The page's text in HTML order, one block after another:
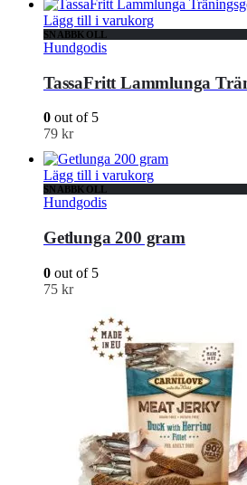
Lägg till i varukorg
SNABBKOLL
Hundgodis
TassaFritt Lammlunga
0 out of 5
79 kr
Lägg till i varukorg
SNABBKOLL
Hundgodis
Getlunga 200 gram
0 out of 5
75 kr